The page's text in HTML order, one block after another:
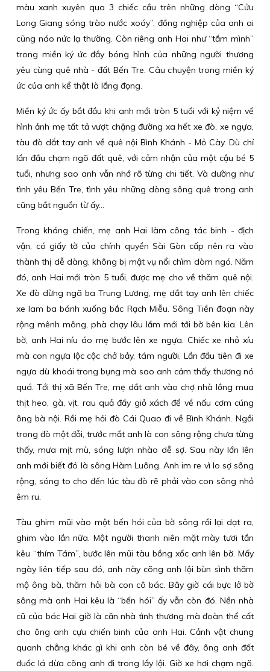
màu xanh xuyên qua 3 chiếc cầu trên những dòng “Cửu
Long Giang sóng trào nước xoáy”, đồng nghiệp của anh ai
cũng náo nức lạ thường. Còn riêng anh Hai như “tắm mình”
trong miền ký ức đầy bóng hình của những người thương
yêu cùng quê nhà - đất Bến Tre. Câu chuyện trong miền ký
ức của anh kể thật là lắng đọng.
Miền ký ức ấy bắt đầu khi anh mới tròn 5 tuổi với kỷ niệm về
hình ảnh mẹ tất tả vượt chặng đường xa hết xe đò, xe ngựa,
tàu đò dắt tay anh về quê nội Bình Khánh - Mỏ Cày. Dù chỉ
lần đầu chạm ngõ đất quê, với cảm nhận của một cậu bé 5
tuổi, nhưng sao anh vẫn nhớ rõ từng chi tiết. Và dường như
tình yêu Bến Tre, tình yêu những dòng sông quê trong anh
cũng bắt nguồn từ ấy...
Trong kháng chiến, mẹ anh Hai làm công tác binh - địch
vận, có giấy tờ của chính quyền Sài Gòn cấp nên ra vào
thành thị dễ dàng, không bị mật vụ nổi chìm dòm ngó. Năm
đó, anh Hai mới tròn 5 tuổi, được mẹ cho về thăm quê nội.
Xe đò dừng ngã ba Trung Lương, mẹ dắt tay anh lên chiếc
xe lam ba bánh xuống bắc Rạch Miễu. Sông Tiền đoạn này
rộng mênh mông, phà chạy lâu lắm mới tới bờ bên kia. Lên
bờ, anh Hai níu áo mẹ bước lên xe ngựa. Chiếc xe nhỏ xíu
mà con ngựa lộc cộc chở bảy, tám người. Lần đầu tiên đi xe
ngựa dù khoái trong bụng mà sao anh cảm thấy thương nó
quá. Tới thị xã Bến Tre, mẹ dắt anh vào chợ nhà lồng mua
thịt heo, gà, vịt, rau quả đầy giỏ xách để về nấu cơm cúng
ông bà nội. Rồi mẹ hỏi đò Cái Quao đi về Bình Khánh. Ngồi
trong đò một đỗi, trước mắt anh là con sông rộng chưa từng
thấy, mưa mịt mù, sóng lượn nhào dễ sợ. Sau này lớn lên
anh mới biết đó là sông Hàm Luông. Anh im re vì lo sợ sông
rộng, sóng to cho đến lúc tàu đò rẽ phải vào con sông nhỏ
êm ru.
Tàu ghim mũi vào một bến hói của bờ sông rồi lại dạt ra,
ghim vào lần nữa. Một người thanh niên mặt mày tươi tắn
kêu “thím Tám”, bước lên mũi tàu bồng xốc anh lên bờ. Mấy
ngày liên tiếp sau đó, anh này cõng anh lội bùn sình thăm
mộ ông bà, thăm hỏi bà con cô bác. Bây giờ cái bực lở bờ
sông mà anh Hai kêu là “bến hói” ấy vẫn còn đó. Nền nhà
cũ của bác Hai giờ là căn nhà tình thương mà đoàn thể cất
cho ông anh cựu chiến binh của anh Hai. Cảnh vật chung
quanh chẳng khác gì khi anh còn bé về đây, ông anh đốt
đuốc lá dừa cõng anh đi trong lầy lội. Giờ xe hơi chạm ngõ.